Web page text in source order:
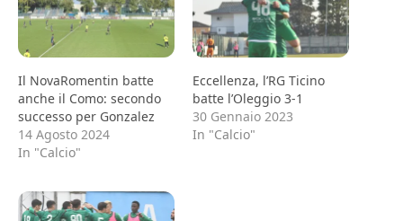
Il NovaRomentin batte
anche il Como: secondo
successo per Gonzalez
14 Agosto 2024
In "Calcio"
Eccellenza, l’RG Ticino
batte l’Oleggio 3-1
30 Gennaio 2023
In "Calcio"